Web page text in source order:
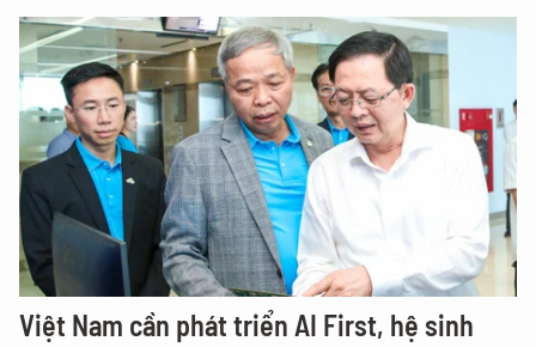
Việt Nam cần phát triển AI First, hệ sinh